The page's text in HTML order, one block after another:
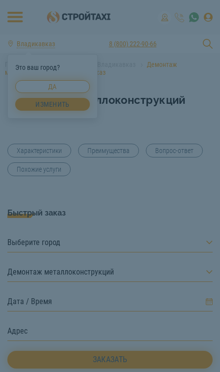
Владикавказ
Это ваш город?
ДА
ИЗМЕНИТЬ
8 (800) 222-90-66
Главная Услуги спецтехники Владикавказ
Демонтаж
металлоконструкций Владикавказ
Демонтаж металлоконструкций
Владикавказ
Характеристики Преимущества Вопрос-ответ
Похожие услуги
Быстрый заказ
Выберите город
Демонтаж металлоконструкций
ЗАКАЗАТЬ